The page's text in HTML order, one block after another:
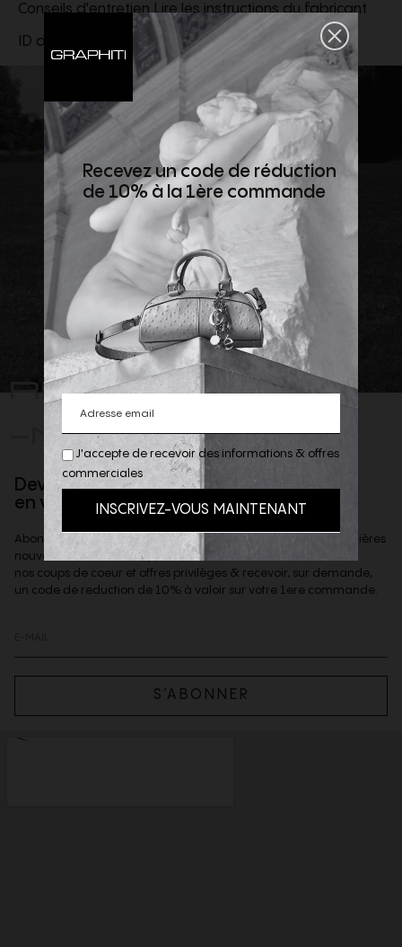
Conseils d'entretien Lire les instructions du fabricant
ID de la marque : OMBA070F24FLE0011030
REJOIGNEZ
-NOUS
Devenez client privilège
en vous inscrivant à la newsletter
Abonnez-vous à notre newsletter afin d'être informé des dernières
nouveautés de la boutique,
nos coups de coeur et offres privilèges & recevoir, sur demande,
un code de reduction de 10% à valoir sur votre 1ere commande.
S’ABONNER
J'accepte de recevoir des informations & offres
commerciales
Recevez un code de réduction
de 10% à la 1ère commande